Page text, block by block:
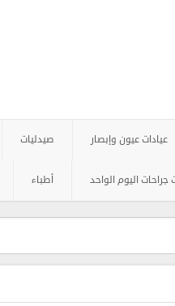
عيادات عيون وإبصار صيدليات
اليوم الواحد أطباء